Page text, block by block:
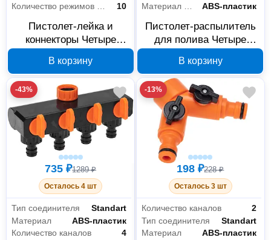
10
Пистолет-лейка и
коннекторы Четыре
0251
В корзину
ABS-пластик
Пистолет-распылитель
для полива Четыре
В корзину
-43%
735 ₽1289 ₽
Осталось 4 шт
Тип соединителя
Standart
Материал
ABS-пластик
Количество каналов
4
-13%
198 ₽228 ₽
Осталось 3 шт
Количество каналов
2
Тип соединителя
Standart
Материал
ABS-пластик